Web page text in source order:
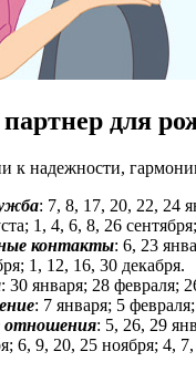
для
к надежности,
: 7, 8, 17, 20, 22, 24
1, 4, 6, 8, 26
контакты: 6, 23
1, 12, 16, 30 декабря.
: 30 января; 28 февраля;
: 7 января; 5
отношения: 5, 26, 29
6, 9, 20, 25 ноября; 4,